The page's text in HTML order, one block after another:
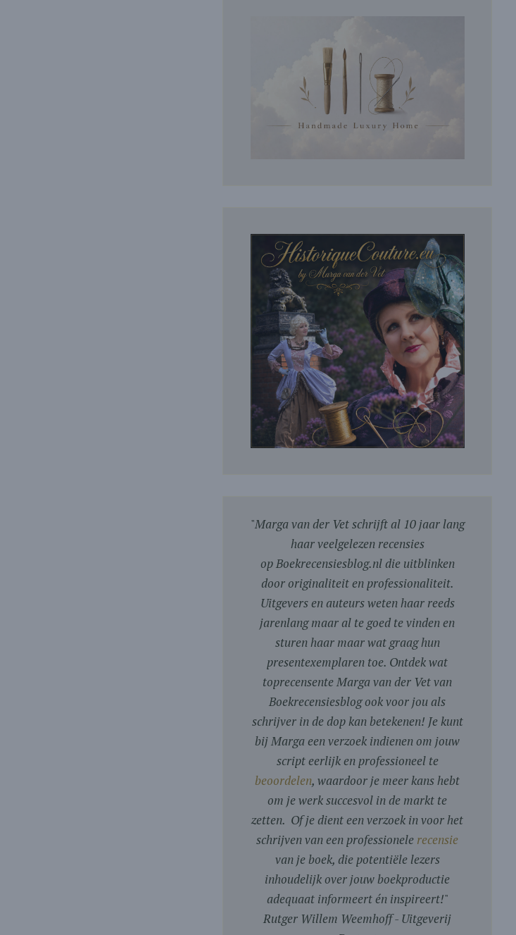
"Marga van der Vet schrijft al 10 jaar lang
haar veelgelezen recensies
op Boekrecensiesblog.nl die uitblinken
door originaliteit en professionaliteit.
Uitgevers en auteurs weten haar reeds
jarenlang maar al te goed te vinden en
sturen haar maar wat graag hun
presentexemplaren toe. Ontdek wat
toprecensente Marga van der Vet van
Boekrecensiesblog ook voor jou als
schrijver in de dop kan betekenen! Je kunt
bij Marga een verzoek indienen om jouw
script eerlijk en professioneel te
beoordelen, waardoor je meer kans hebt
om je werk succesvol in de markt te
zetten. Of je dient een verzoek in voor het
schrijven van een professionele recensie
van je boek, die potentiële lezers
inhoudelijk over jouw boekproductie
adequaat informeert én inspireert!"
Rutger Willem Weemhoff - Uitgeverij